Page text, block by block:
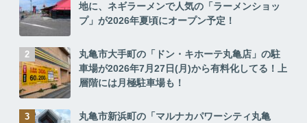
地に、ネギラーメンで人気の「ラーメンショッ
プ」が2026年夏頃にオープン予定！
丸亀市大手町の「ドン・キホーテ丸亀店」の駐
車場が2026年7月27日(月)から有料化してる！上
層階には月極駐車場も！
丸亀市新浜町の「マルナカパワーシティ丸亀